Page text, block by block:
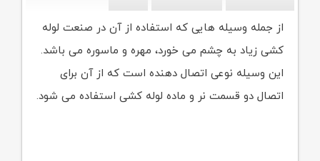
از جمله وسیله هایی که استفاده از آن در صنعت لوله
کشی زیاد به چشم می خورد، مهره و ماسوره می باشد.
این وسیله نوعی اتصال دهنده است که از آن برای
اتصال دو قسمت نر و ماده لوله کشی استفاده می شود.